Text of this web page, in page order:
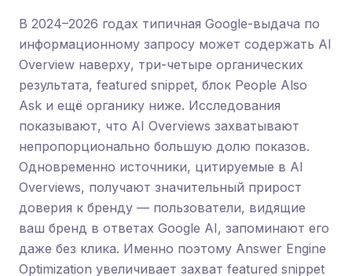
В 2024–2026 годах типичная Google-выдача по
информационному запросу может содержать AI
Overview наверху, три-четыре органических
результата, featured snippet, блок People Also
Ask и ещё органику ниже. Исследования
показывают, что AI Overviews захватывают
непропорционально большую долю показов.
Одновременно источники, цитируемые в AI
Overviews, получают значительный прирост
доверия к бренду — пользователи, видящие
ваш бренд в ответах Google AI, запоминают его
даже без клика. Именно поэтому Answer Engine
Optimization увеличивает захват featured snippet